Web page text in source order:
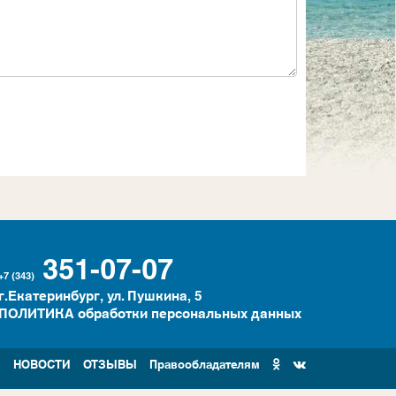
(343) 351-07-07
ул. Пушкина, 5
обработки персональных данных
НОВОСТИ ОТЗЫВЫ Правообладателям